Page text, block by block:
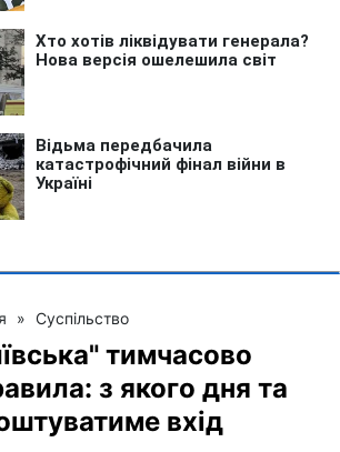
» Суспільство
тимчасово
з якого дня та
вхід